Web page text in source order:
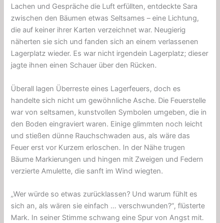
Lachen und Gespräche die Luft erfüllten, entdeckte Sara
zwischen den Bäumen etwas Seltsames – eine Lichtung,
die auf keiner ihrer Karten verzeichnet war. Neugierig
näherten sie sich und fanden sich an einem verlassenen
Lagerplatz wieder. Es war nicht irgendein Lagerplatz; dieser
jagte ihnen einen Schauer über den Rücken.
Überall lagen Überreste eines Lagerfeuers, doch es
handelte sich nicht um gewöhnliche Asche. Die Feuerstelle
war von seltsamen, kunstvollen Symbolen umgeben, die in
den Boden eingraviert waren. Einige glimmten noch leicht
und stießen dünne Rauchschwaden aus, als wäre das
Feuer erst vor Kurzem erloschen. In der Nähe trugen
Bäume Markierungen und hingen mit Zweigen und Federn
verzierte Amulette, die sanft im Wind wiegten.
„Wer würde so etwas zurücklassen? Und warum fühlt es
sich an, als wären sie einfach … verschwunden?“, flüsterte
Mark. In seiner Stimme schwang eine Spur von Angst mit.